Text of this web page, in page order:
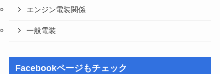
エンジン電装関係
一般電装
Facebookページもチェック